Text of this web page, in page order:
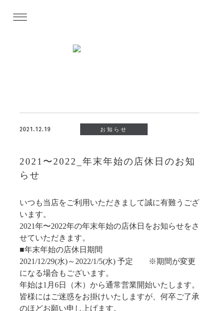
2021.12.19 お知らせ
2021〜2022_年末年始の店休日のお知
らせ
いつも当店をご利用いただきまして誠に有難うござ
います。
2021年〜2022年の年末年始の店休日をお知らせをさ
せていただきます。
■年末年始の店休日期間
2021/12/29(水)～2022/1/5(水) 予定 ※期間が変更
になる場合もございます。
年始は1月6日（木）から通常営業開始いたします。
皆様にはご迷惑をお掛けいたしますが、何卒ご了承
のほどお願い申し上げます。